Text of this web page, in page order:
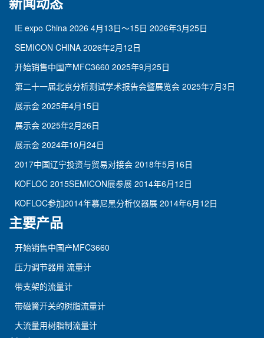
IE expo China 2026 4月13日～15日 2026年3月25日
SEMICON CHINA 2026年2月12日
开始销售中国产MFC3660 2025年9月25日
第二十一届北京分析测试学术报告会暨展览会 2025年7月3日
展示会 2025年4月15日
展示会 2025年2月26日
展示会 2024年10月24日
2017中国辽宁投资与贸易对接会 2018年5月16日
KOFLOC 2015SEMICON展参展 2014年6月12日
KOFLOC参加2014年慕尼黑分析仪器展 2014年6月12日
主要产品
开始销售中国产MFC3660
压力调节器用 流量计
带支架的流量计
带磁簧开关的树脂流量计
大流量用树脂制流量计